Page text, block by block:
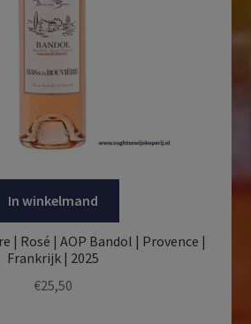
In winkelmand
| Rosé | AOP Bandol | Provence |
Frankrijk | 2025
€25,50